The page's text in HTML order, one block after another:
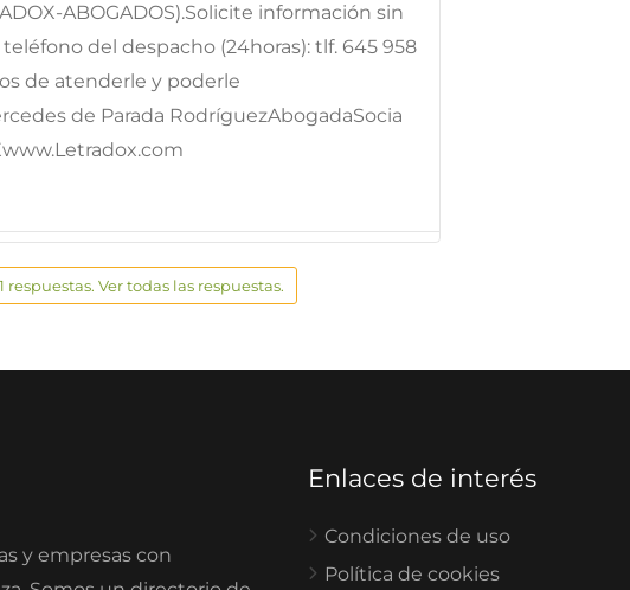
ABOGADOS).Solicite información sin
del despacho (24horas): tlf. 645 958
de atenderle y poderle
de Parada RodríguezAbogadaSocia
respuestas. Ver todas las respuestas.
y empresas con
Enlaces de interés
Condiciones de uso
Política de cookies